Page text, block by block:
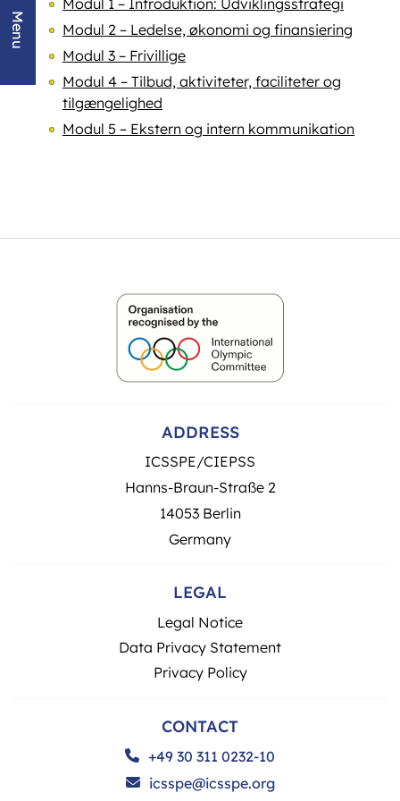
Menu
Modul 2 – Ledelse, økonomi og finansiering
Modul 3 – Frivillige
Modul 4 – Tilbud, aktiviteter, faciliteter og
tilgængelighed
Modul 5 – Ekstern og intern kommunikation
ADDRESS
ICSSPE/CIEPSS
Hanns-Braun-Straße 2
14053 Berlin
Germany
LEGAL
Legal Notice
Data Privacy Statement
Privacy Policy
CONTACT
+49 30 311 0232-10
icsspe@icsspe.org